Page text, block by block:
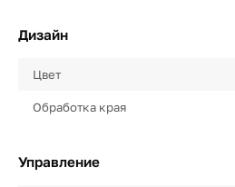
Дизайн
Цвет
Обработка края
Управление